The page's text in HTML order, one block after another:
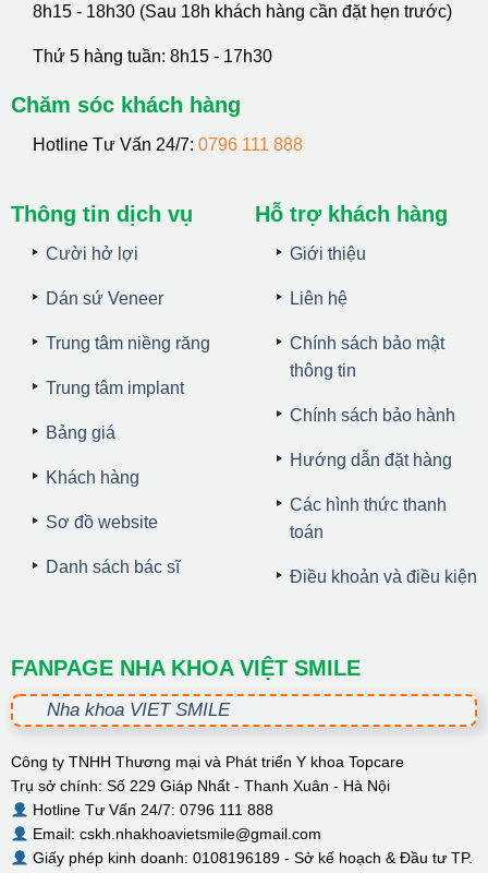
8h15 - 18h30 (Sau 18h khách hàng cần đặt hẹn trước)
Thứ 5 hàng tuần: 8h15 - 17h30
Chăm sóc khách hàng
Hotline Tư Vấn 24/7: 0796 111 888
Thông tin dịch vụ
Cười hở lợi
Dán sứ Veneer
Trung tâm niềng răng
Trung tâm implant
Bảng giá
Khách hàng
Sơ đồ website
Danh sách bác sĩ
Hỗ trợ khách hàng
Giới thiệu
Liên hệ
Chính sách bảo mật
thông tin
Chính sách bảo hành
Hướng dẫn đặt hàng
Các hình thức thanh
toán
Điều khoản và điều kiện
FANPAGE NHA KHOA VIỆT SMILE
Nha khoa VIET SMILE
Công ty TNHH Thương mại và Phát triển Y khoa Topcare
Trụ sở chính: Số 229 Giáp Nhất - Thanh Xuân - Hà Nội
Hotline Tư Vấn 24/7: 0796 111 888
Email: cskh.nhakhoavietsmile@gmail.com
Giấy phép kinh doanh: 0108196189 - Sở kế hoạch & Đầu tư TP.